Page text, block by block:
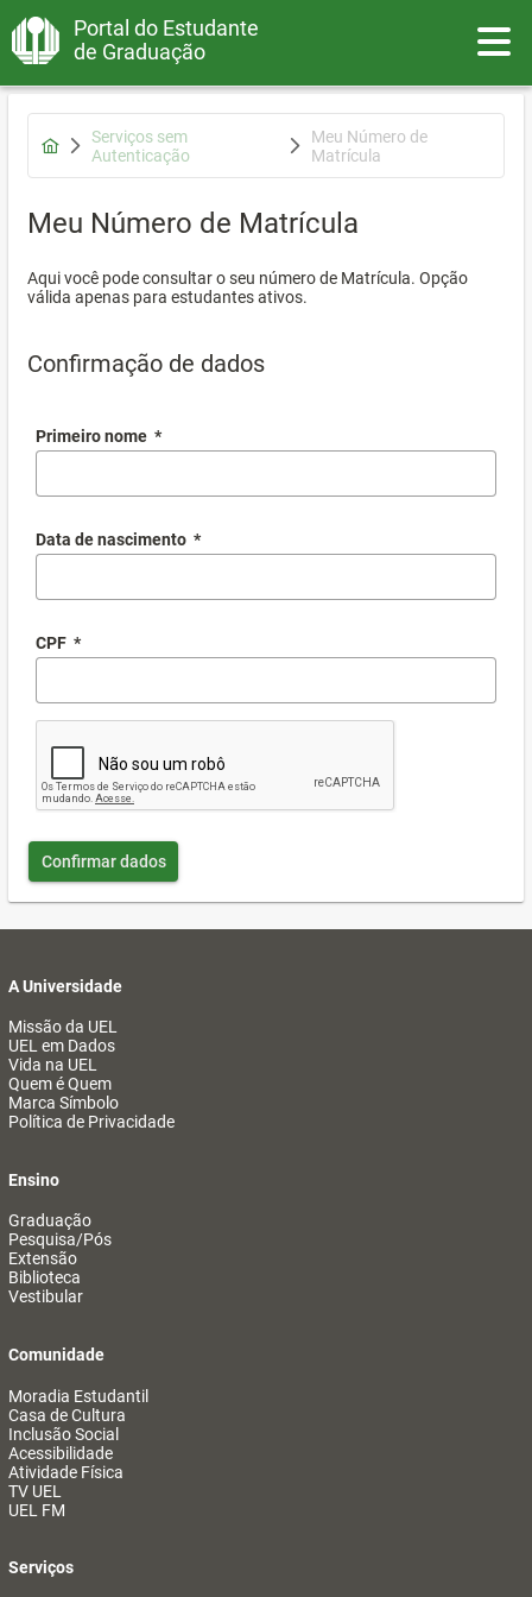
Portal do Estudante
de Graduação
Serviços sem
Autenticação
Meu Número de
Matrícula
Meu Número de Matrícula
Aqui você pode consultar o seu número de Matrícula. Opção
válida apenas para estudantes ativos.
Confirmação de dados
Primeiro nome *
Data de nascimento *
CPF *
Confirmar dados
A Universidade
Missão da UEL
UEL em Dados
Vida na UEL
Quem é Quem
Marca Símbolo
Política de Privacidade
Ensino
Graduação
Pesquisa/Pós
Extensão
Biblioteca
Vestibular
Comunidade
Moradia Estudantil
Casa de Cultura
Inclusão Social
Acessibilidade
Atividade Física
TV UEL
UEL FM
Serviços